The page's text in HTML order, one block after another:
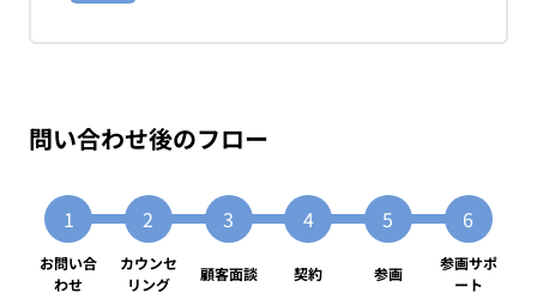
問い合わせ後のフロー
お問い合
わせ
カウンセ
リング
顧客面談 契約 参画
参画サポ
ート